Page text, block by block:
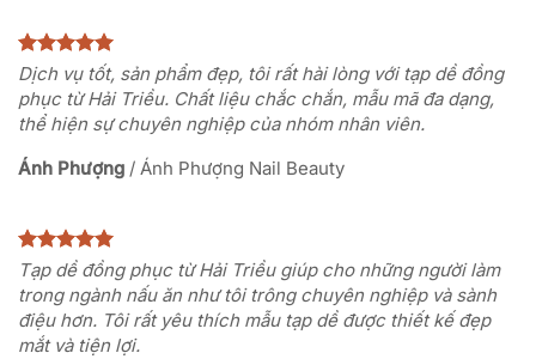
Dịch vụ tốt, sản phẩm đẹp, tôi rất hài lòng với tạp dề đồng
phục từ Hải Triều. Chất liệu chắc chắn, mẫu mã đa dạng,
thể hiện sự chuyên nghiệp của nhóm nhân viên.
Ánh Phượng / Ánh Phượng Nail Beauty
Tạp dề đồng phục từ Hải Triều giúp cho những người làm
trong ngành nấu ăn như tôi trông chuyên nghiệp và sành
điệu hơn. Tôi rất yêu thích mẫu tạp dề được thiết kế đẹp
mắt và tiện lợi.